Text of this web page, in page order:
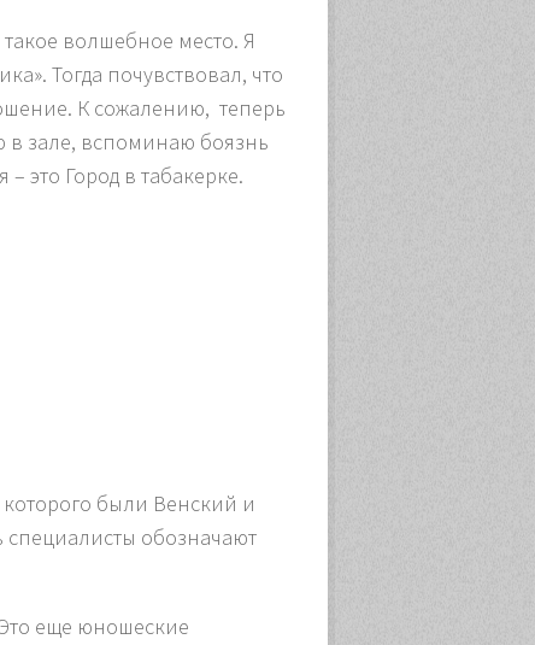
волшебное место. Я
Тогда почувствовал, что
К сожалению, теперь
в зале, вспоминаю боязнь
это Город в табакерке.
были Венский и
специалисты обозначают
еще юношеские